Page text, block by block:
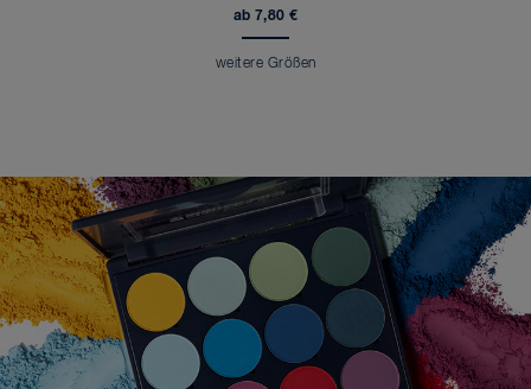
ab 7,80 €
weitere Größen